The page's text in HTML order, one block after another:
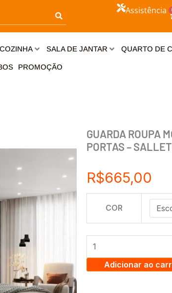
Assistência
COZINHA SALA DE JANTAR QUARTO DE
PROMOÇÃO
GUARDA ROUPA
PORTAS –
R$665,00
COR
GUARDA
ROUPA
MODULADO
APOLO
PREMIUM
Adicionar ao